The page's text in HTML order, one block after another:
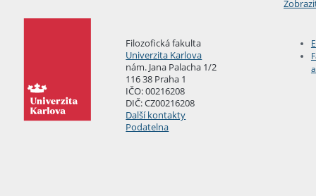
Filozofická fakulta
Univerzita Karlova
nám. Jana Palacha 1/2
116 38 Praha 1
IČO: 00216208
DIČ: CZ00216208
Další kontakty
Podatelna